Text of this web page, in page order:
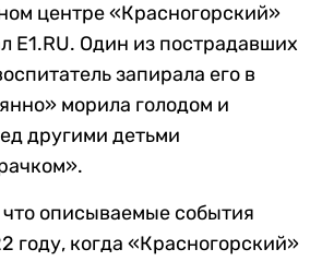
центре «Красногорский»
E1.RU. Один из пострадавших
запирала его в
морила голодом и
другими детьми
что описываемые события
году, когда «Красногорский»